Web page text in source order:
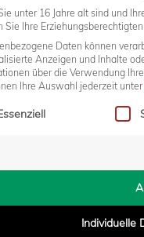
Kämpferisch war das
um drei Punkte
kann. Spielerisch
unter 16 Jahre alt sind und
Sie Ihre
Daten können
Anzeigen und Inhalte
über die Verwendung
Ihre Auswahl jederzeit unter
eine Liste der Service-
Individuelle